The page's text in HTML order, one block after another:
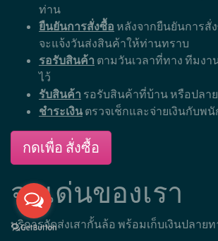
ท่าน
ยืนยันการสั่งซื้อ หลังจากยืนยันการสั่
จะแจ้งวันส่งสินค้าให้ท่านทราบ
รอรับสินค้า ตามวันเวลาที่ทาง ทีมง
ไว้
รับสินค้า รอรับสินค้าที่บ้าน หรือปลา
ชำระเงิน ตรวจเช็กและจ่ายเงินกับพ
กดเพื่อ สั่งซื้อ
จุดเด่นของเรา
บริการจัดส่งเสากั้นล้อ พร้อมเก็บเงินปลายท